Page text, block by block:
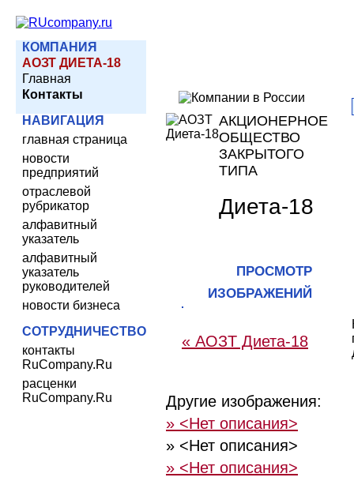
КОМПАНИЯ
АОЗТ ДИЕТА-18
Главная
Контакты
НАВИГАЦИЯ
главная страница
новости
предприятий
отраслевой
рубрикатор
алфавитный
указатель
алфавитный
указатель
руководителей
новости бизнеса
СОТРУДНИЧЕСТВО
контакты
RuCompany.Ru
расценки
RuCompany.Ru
АКЦИОНЕРНОЕ
ОБЩЕСТВО
ЗАКРЫТОГО
ТИПА
Диета-18
ПРОСМОТР
ИЗОБРАЖЕНИЙ
« АОЗТ Диета-18
Другие изображения:
» <Нет описания>
» <Нет описания>
» <Нет описания>